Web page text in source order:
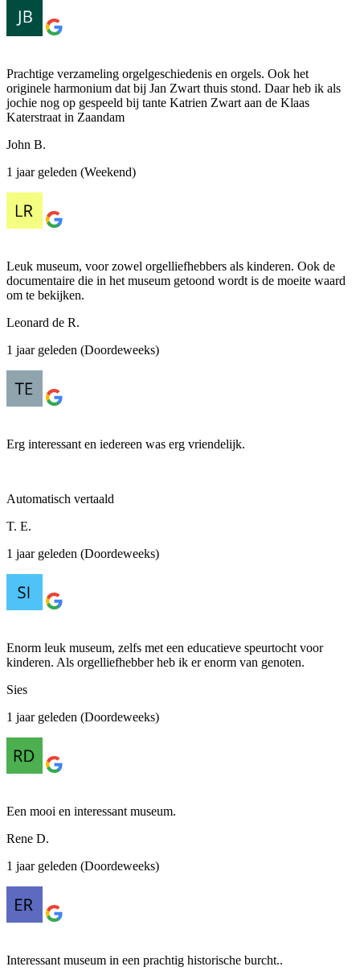
Prachtige verzameling orgelgeschiedenis en orgels. Ook het
originele harmonium dat bij Jan Zwart thuis stond. Daar heb ik als
jochie nog op gespeeld bij tante Katrien Zwart aan de Klaas
Katerstraat in Zaandam
John B.
1 jaar geleden (Weekend)
Leuk museum, voor zowel orgelliefhebbers als kinderen. Ook de
documentaire die in het museum getoond wordt is de moeite waard
om te bekijken.
Leonard de R.
1 jaar geleden (Doordeweeks)
Erg interessant en iedereen was erg vriendelijk.
Automatisch vertaald
T. E.
1 jaar geleden (Doordeweeks)
Enorm leuk museum, zelfs met een educatieve speurtocht voor
kinderen. Als orgelliefhebber heb ik er enorm van genoten.
Sies
1 jaar geleden (Doordeweeks)
Een mooi en interessant museum.
Rene D.
1 jaar geleden (Doordeweeks)
Interessant museum in een prachtig historische burcht..